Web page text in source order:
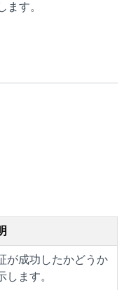
ます。
が成功したかどうか
します。